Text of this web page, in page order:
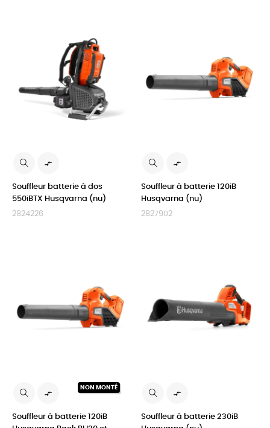

Souffleur batterie à dos
550iBTX Husqvarna (nu)
2824226

Souffleur à batterie 120iB
Husqvarna (nu)
2827902
NON MONTÉ

Souffleur à batterie 120iB

Souffleur à batterie 230iB